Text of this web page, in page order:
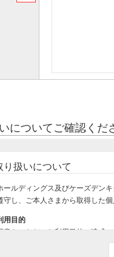
についてご確認くだ
り扱いについて
ールディングス及びケーズデン
守し、ご本人さまから取得した
用目的
意をいただいた利用目的の達成
だいた商品のお届け・設置・設